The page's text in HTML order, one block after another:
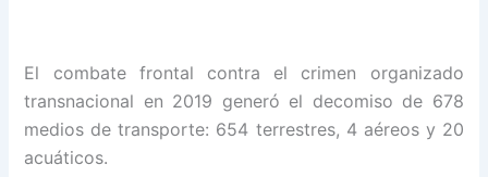
El combate frontal contra el crimen organizado
transnacional en 2019 generó el decomiso de 678
medios de transporte: 654 terrestres, 4 aéreos y 20
acuáticos.